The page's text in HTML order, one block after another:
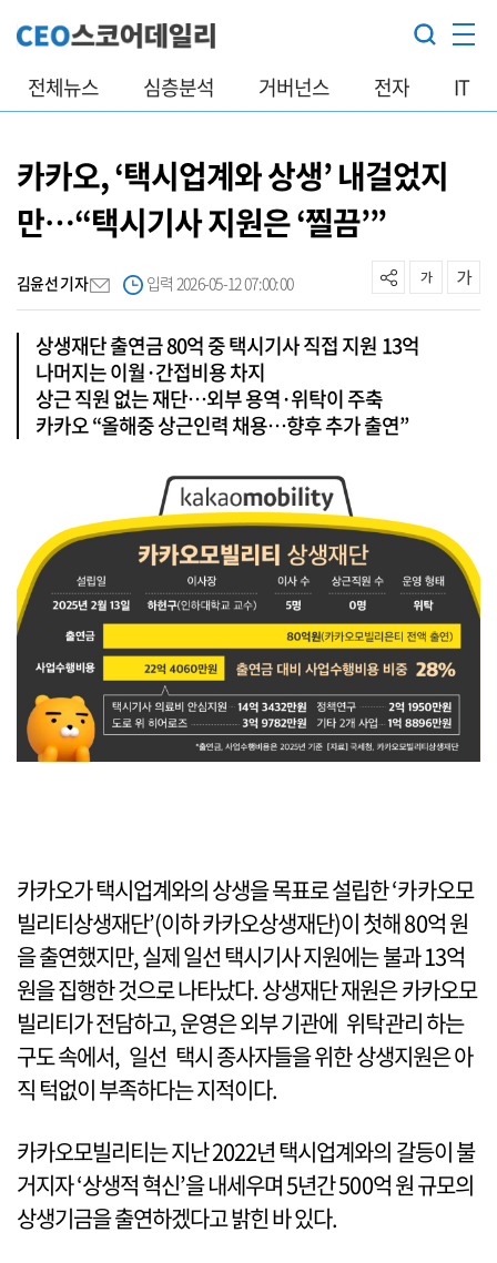
전체뉴스 심층분석 거버넌스 전자 IT
카카오, ‘택시업계와 상생’ 내걸었지
만…“택시기사 지원은 ‘찔끔’”
김윤선 기자 입력 2026-05-12 07:00:00
상생재단 출연금 80억 중 택시기사 직접 지원 13억
나머지는 이월·간접비용 차지
상근 직원 없는 재단…외부 용역·위탁이 주축
카카오 “올해중 상근인력 채용…향후 추가 출연”
카카오가 택시업계와의 상생을 목표로 설립한 ‘카카오모
빌리티상생재단’(이하 카카오상생재단)이 첫해 80억 원
을 출연했지만, 실제 일선 택시기사 지원에는 불과 13억
원을 집행한 것으로 나타났다. 상생재단 재원은 카카오모
빌리티가 전담하고, 운영은 외부 기관에 위탁관리 하는
구도 속에서, 일선 택시 종사자들을 위한 상생지원은 아
직 턱없이 부족하다는 지적이다.
카카오모빌리티는 지난 2022년 택시업계와의 갈등이 불
거지자 ‘상생적 혁신’을 내세우며 5년간 500억 원 규모의
상생기금을 출연하겠다고 밝힌 바 있다.